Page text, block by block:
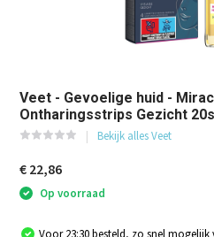
Veet - Gevoelige huid -
Ontharingsstrips Gezicht
Bekijk alles Veet
€ 22,86
Op voorraad
Voor 23:30 besteld, zo snel mogelijk